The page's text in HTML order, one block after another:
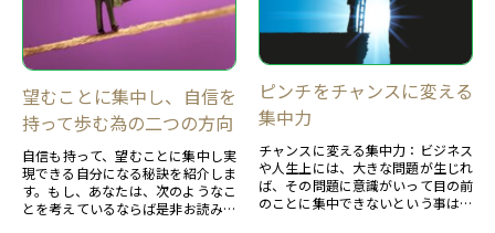
望むことに集中し、自信を
持って歩む為の二つの方向
自信も持って、望むことに集中し実
現できる自分になる秘訣を紹介しま
す。もし、あなたは、次のようなこ
とを考えているならば是非お読みく
ピンチをチャンスに変える
集中力
チャンスに変える集中力：ビジネス
や人生上には、大きな問題が生じれ
ば、その問題に意識がいって目の前
のことに集中できないという事は、